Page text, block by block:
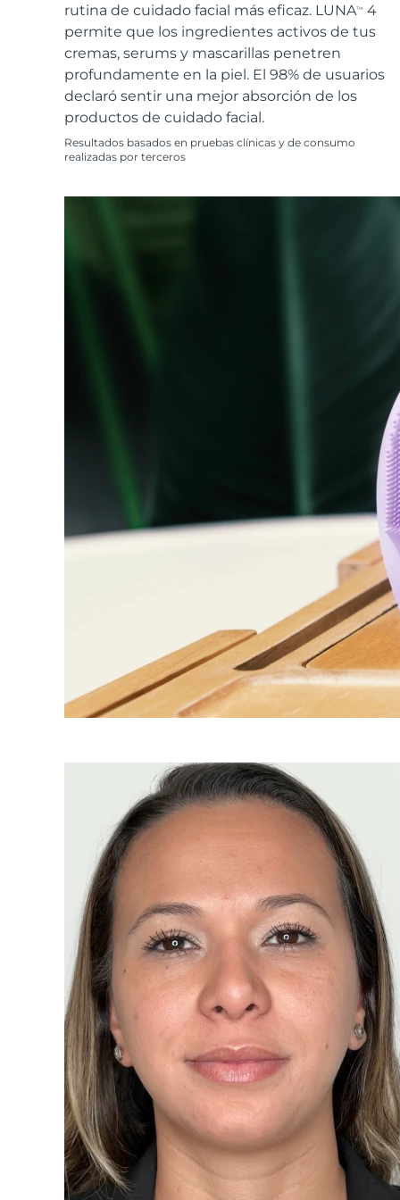
rutina de cuidado facial más eficaz. LUNATM
4
permite que los ingredientes activos de tus
cremas, serums y mascarillas penetren
profundamente en la piel. El 98% de usuarios
declaró sentir una mejor absorción de los
productos de cuidado facial.
Resultados basados en pruebas clínicas y de consumo
realizadas por terceros
All acne treatment devices
All revitalizing eye massagers
Cuidado de la piel KIWI™
Advanced pore care essentials
Serum
For healthy hair
issa™ Teeth Whitening Gel
18% PAP
Cosméticos Hombres
Comprar todo